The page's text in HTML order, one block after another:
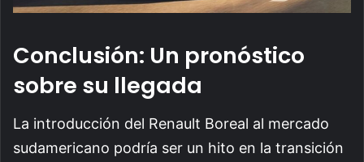
Conclusión: Un pronóstico
sobre su llegada
La introducción del Renault Boreal al mercado
sudamericano podría ser un hito en la transición